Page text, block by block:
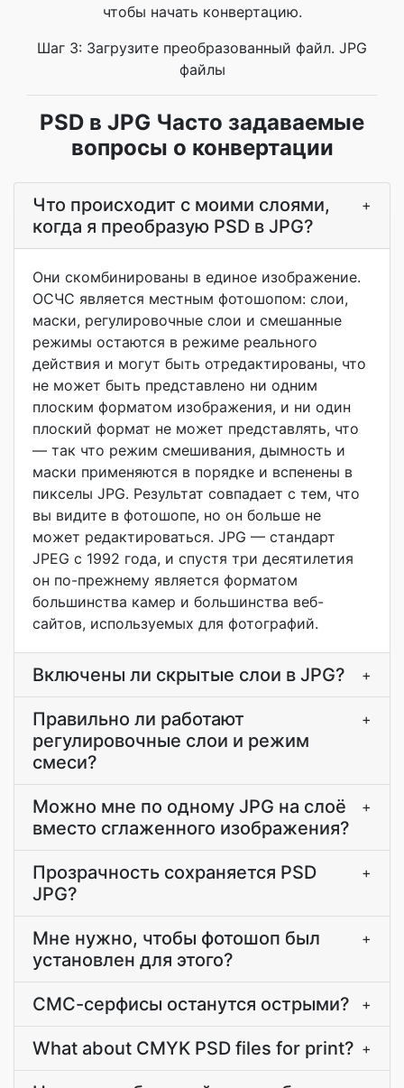
чтобы начать конвертацию.
Шаг 3: Загрузите преобразованный файл. JPG
файлы
PSD в JPG Часто задаваемые
вопросы о конвертации
Что происходит с моими слоями,
когда я преобразую PSD в JPG?
+
Они скомбинированы в единое изображение.
ОСЧС является местным фотошопом: слои,
маски, регулировочные слои и смешанные
режимы остаются в режиме реального
действия и могут быть отредактированы, что
не может быть представлено ни одним
плоским форматом изображения, и ни один
плоский формат не может представлять, что
— так что режим смешивания, дымность и
маски применяются в порядке и вспенены в
пикселы JPG. Результат совпадает с тем, что
вы видите в фотошопе, но он больше не
может редактироваться. JPG — стандарт
JPEG с 1992 года, и спустя три десятилетия
он по-прежнему является форматом
большинства камер и большинства веб-
сайтов, используемых для фотографий.
Включены ли скрытые слои в JPG? +
Правильно ли работают
регулировочные слои и режим
смеси?
+
Можно мне по одному JPG на слоё
вместо сглаженного изображения?
+
Прозрачность сохраняется PSD
JPG?
+
Мне нужно, чтобы фотошоп был
установлен для этого?
+
СМС-серфисы останутся острыми? +
What about CMYK PSD files for print? +